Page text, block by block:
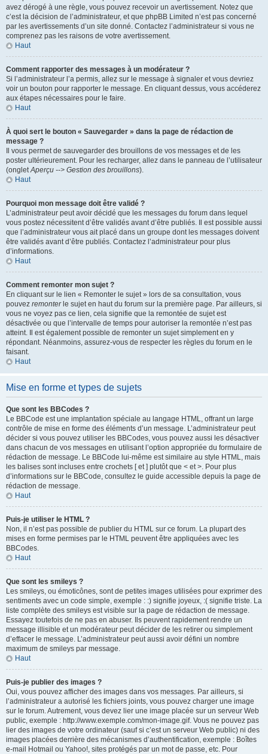
avez dérogé à une règle, vous pouvez recevoir un avertissement. Notez que
c’est la décision de l’administrateur, et que phpBB Limited n’est pas concerné
par les avertissements d’un site donné. Contactez l’administrateur si vous ne
comprenez pas les raisons de votre avertissement.
Haut
Comment rapporter des messages à un modérateur ?
Si l’administrateur l’a permis, allez sur le message à signaler et vous devriez
voir un bouton pour rapporter le message. En cliquant dessus, vous accéderez
aux étapes nécessaires pour le faire.
Haut
À quoi sert le bouton « Sauvegarder » dans la page de rédaction de
message ?
Il vous permet de sauvegarder des brouillons de vos messages et de les
poster ultérieurement. Pour les recharger, allez dans le panneau de l’utilisateur
(ongletAperçu --> Gestion des brouillons).
Haut
Pourquoi mon message doit être validé ?
L’administrateur peut avoir décidé que les messages du forum dans lequel
vous postez nécessitent d’être validés avant d’être publiés. Il est possible aussi
que l’administrateur vous ait placé dans un groupe dont les messages doivent
être validés avant d’être publiés. Contactez l’administrateur pour plus
d’informations.
Haut
Comment remonter mon sujet ?
En cliquant sur le lien « Remonter le sujet » lors de sa consultation, vous
pouvez remonterle sujet en haut du forum sur la première page. Par ailleurs, si
vous ne voyez pas ce lien, cela signifie que la remontée de sujet est
désactivée ou que l’intervalle de temps pour autoriser la remontée n’est pas
atteint. Il est également possible de remonter un sujet simplement en y
répondant. Néanmoins, assurez-vous de respecter les règles du forum en le
faisant.
Haut
Mise en forme et types de sujets
Que sont les BBCodes ?
Le BBCode est une implantation spéciale au langage HTML, offrant un large
contrôle de mise en forme des éléments d’un message. L’administrateur peut
décider si vous pouvez utiliser les BBCodes, vous pouvez aussi les désactiver
dans chacun de vos messages en utilisant l’option appropriée du formulaire de
rédaction de message. Le BBCode lui-même est similaire au style HTML, mais
les balises sont incluses entre crochets [ et ] plutôt que < et >. Pour plus
d’informations sur le BBCode, consultez le guide accessible depuis la page de
rédaction de message.
Haut
Puis-je utiliser le HTML ?
Non, il n’est pas possible de publier du HTML sur ce forum. La plupart des
mises en forme permises par le HTML peuvent être appliquées avec les
BBCodes.
Haut
Que sont les smileys ?
Les smileys, ou émoticônes, sont de petites images utilisées pour exprimer des
sentiments avec un code simple, exemple : :) signifie joyeux, :( signifie triste. La
liste complète des smileys est visible sur la page de rédaction de message.
Essayez toutefois de ne pas en abuser. Ils peuvent rapidement rendre un
message illisible et un modérateur peut décider de les retirer ou simplement
d’effacer le message. L’administrateur peut aussi avoir défini un nombre
maximum de smileys par message.
Haut
Puis-je publier des images ?
Oui, vous pouvez afficher des images dans vos messages. Par ailleurs, si
l’administrateur a autorisé les fichiers joints, vous pouvez charger une image
sur le forum. Autrement, vous devez lier une image placée sur un serveur Web
public, exemple : http://www.exemple.com/mon-image.gif. Vous ne pouvez pas
lier des images de votre ordinateur (sauf si c’est un serveur Web public) ni des
images placées derrière des mécanismes d’authentification, exemple : Boîtes
e-mail Hotmail ou Yahoo!, sites protégés par un mot de passe, etc. Pour